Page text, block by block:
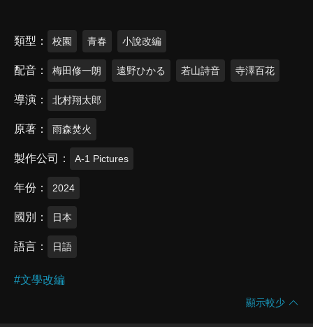
類型 校園 青春 小說改編
配音 梅田修一朗 遠野ひかる 若山詩音 寺澤百花
導演 北村翔太郎
原著 雨森焚火
製作公司 A-1 Pictures
年份 2024
國別 日本
語言 日語
#文學改編
顯示較少